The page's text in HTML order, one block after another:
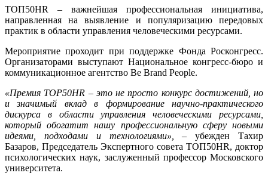
ТОП50HR – важнейшая профессиональная инициатива,
направленная на выявление и популяризацию передовых
практик в области управления человеческими ресурсами.
Мероприятие проходит при поддержке Фонда Росконгресс.
Организаторами выступают Национальное конгресс-бюро и
коммуникационное агентство Be Brand People.
«Премия TOP50HR – это не просто конкурс достижений, но
и значимый вклад в формирование научно-практического
дискурса в области управления человеческими ресурсами,
который обогатит нашу профессиональную сферу новыми
идеями, подходами и технологиями»,
– убежден Тахир
Базаров, Председатель Экспертного совета ТОП50HR, доктор
психологических наук, заслуженный профессор Московского
университета.